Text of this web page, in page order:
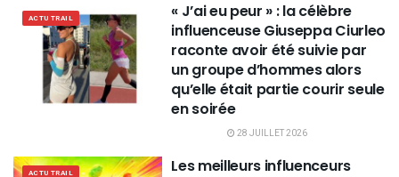
ACTU TRAIL
« J’ai eu peur » : la célèbre
influenceuse Giuseppa Ciurleo
raconte avoir été suivie par
un groupe d’hommes alors
qu’elle était partie courir seule
en soirée
28 JUILLET 2026
ACTU TRAIL
Les meilleurs influenceurs